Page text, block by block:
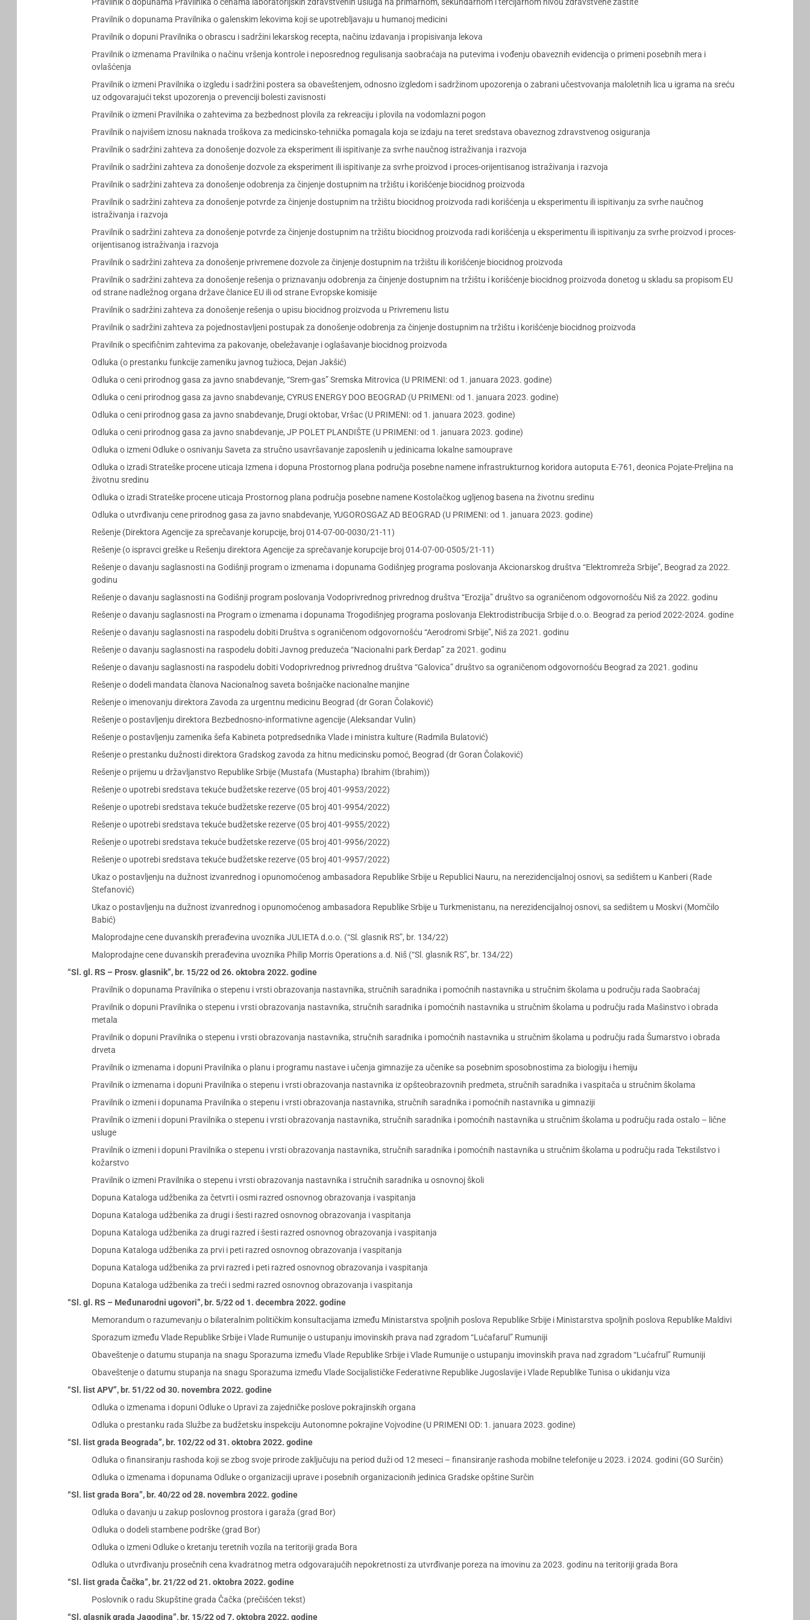
Pravilnik o dopunama Pravilnika o galenskim lekovima koji se upotrebljavaju u humanoj medicini
Pravilnik o dopuni Pravilnika o obrascu i sadržini lekarskog recepta, načinu izdavanja i propisivanja lekova
Pravilnik o izmenama Pravilnika o načinu vršenja kontrole i neposrednog regulisanja saobraćaja na putevima i vođenju obaveznih evidencija o primeni posebnih mera i
ovlašćenja
Pravilnik o izmeni Pravilnika o izgledu i sadržini postera sa obaveštenjem, odnosno izgledom i sadržinom upozorenja o zabrani učestvovanja maloletnih lica u igrama na sreću
uz odgovarajući tekst upozorenja o prevenciji bolesti zavisnosti
Pravilnik o izmeni Pravilnika o zahtevima za bezbednost plovila za rekreaciju i plovila na vodomlazni pogon
Pravilnik o najvišem iznosu naknada troškova za medicinsko-tehnička pomagala koja se izdaju na teret sredstava obaveznog zdravstvenog osiguranja
Pravilnik o sadržini zahteva za donošenje dozvole za eksperiment ili ispitivanje za svrhe naučnog istraživanja i razvoja
Pravilnik o sadržini zahteva za donošenje dozvole za eksperiment ili ispitivanje za svrhe proizvod i proces-orijentisanog istraživanja i razvoja
Pravilnik o sadržini zahteva za donošenje odobrenja za činjenje dostupnim na tržištu i korišćenje biocidnog proizvoda
Pravilnik o sadržini zahteva za donošenje potvrde za činjenje dostupnim na tržištu biocidnog proizvoda radi korišćenja u eksperimentu ili ispitivanju za svrhe naučnog
istraživanja i razvoja
Pravilnik o sadržini zahteva za donošenje potvrde za činjenje dostupnim na tržištu biocidnog proizvoda radi korišćenja u eksperimentu ili ispitivanju za svrhe proizvod i proces-
orijentisanog istraživanja i razvoja
Pravilnik o sadržini zahteva za donošenje privremene dozvole za činjenje dostupnim na tržištu ili korišćenje biocidnog proizvoda
Pravilnik o sadržini zahteva za donošenje rešenja o priznavanju odobrenja za činjenje dostupnim na tržištu i korišćenje biocidnog proizvoda donetog u skladu sa propisom EU
od strane nadležnog organa države članice EU ili od strane Evropske komisije
Pravilnik o sadržini zahteva za donošenje rešenja o upisu biocidnog proizvoda u Privremenu listu
Pravilnik o sadržini zahteva za pojednostavljeni postupak za donošenje odobrenja za činjenje dostupnim na tržištu i korišćenje biocidnog proizvoda
Pravilnik o specifičnim zahtevima za pakovanje, obeležavanje i oglašavanje biocidnog proizvoda
Odluka (o prestanku funkcije zameniku javnog tužioca, Dejan Jakšić)
Odluka o ceni prirodnog gasa za javno snabdevanje, “Srem-gas” Sremska Mitrovica (U PRIMENI: od 1. januara 2023. godine)
Odluka o ceni prirodnog gasa za javno snabdevanje, CYRUS ENERGY DOO BEOGRAD (U PRIMENI: od 1. januara 2023. godine)
Odluka o ceni prirodnog gasa za javno snabdevanje, Drugi oktobar, Vršac (U PRIMENI: od 1. januara 2023. godine)
Odluka o ceni prirodnog gasa za javno snabdevanje, JP POLET PLANDIŠTE (U PRIMENI: od 1. januara 2023. godine)
Odluka o izmeni Odluke o osnivanju Saveta za stručno usavršavanje zaposlenih u jedinicama lokalne samouprave
Odluka o izradi Strateške procene uticaja Izmena i dopuna Prostornog plana područja posebne namene infrastrukturnog koridora autoputa E-761, deonica Pojate-Preljina na
životnu sredinu
Odluka o izradi Strateške procene uticaja Prostornog plana područja posebne namene Kostolačkog ugljenog basena na životnu sredinu
Odluka o utvrđivanju cene prirodnog gasa za javno snabdevanje, YUGOROSGAZ AD BEOGRAD (U PRIMENI: od 1. januara 2023. godine)
Rešenje (Direktora Agencije za sprečavanje korupcije, broj 014-07-00-0030/21-11)
Rešenje (o ispravci greške u Rešenju direktora Agencije za sprečavanje korupcije broj 014-07-00-0505/21-11)
Rešenje o davanju saglasnosti na Godišnji program o izmenama i dopunama Godišnjeg programa poslovanja Akcionarskog društva “Elektromreža Srbije”, Beograd za 2022.
godinu
Rešenje o davanju saglasnosti na Godišnji program poslovanja Vodoprivrednog privrednog društva “Erozija” društvo sa ograničenom odgovornošću Niš za 2022. godinu
Rešenje o davanju saglasnosti na Program o izmenama i dopunama Trogodišnjeg programa poslovanja Elektrodistribucija Srbije d.o.o. Beograd za period 2022-2024. godine
Rešenje o davanju saglasnosti na raspodelu dobiti Društva s ograničenom odgovornošću “Aerodromi Srbije”, Niš za 2021. godinu
Rešenje o davanju saglasnosti na raspodelu dobiti Javnog preduzeća “Nacionalni park Đerdap” za 2021. godinu
Rešenje o davanju saglasnosti na raspodelu dobiti Vodoprivrednog privrednog društva “Galovica” društvo sa ograničenom odgovornošću Beograd za 2021. godinu
Rešenje o dodeli mandata članova Nacionalnog saveta bošnjačke nacionalne manjine
Rešenje o imenovanju direktora Zavoda za urgentnu medicinu Beograd (dr Goran Čolaković)
Rešenje o postavljenju direktora Bezbednosno-informativne agencije (Aleksandar Vulin)
Rešenje o postavljenju zamenika šefa Kabineta potpredsednika Vlade i ministra kulture (Radmila Bulatović)
Rešenje o prestanku dužnosti direktora Gradskog zavoda za hitnu medicinsku pomoć, Beograd (dr Goran Čolaković)
Rešenje o prijemu u državljanstvo Republike Srbije (Mustafa (Mustapha) Ibrahim (Ibrahim))
Rešenje o upotrebi sredstava tekuće budžetske rezerve (05 broj 401-9953/2022)
Rešenje o upotrebi sredstava tekuće budžetske rezerve (05 broj 401-9954/2022)
Rešenje o upotrebi sredstava tekuće budžetske rezerve (05 broj 401-9955/2022)
Rešenje o upotrebi sredstava tekuće budžetske rezerve (05 broj 401-9956/2022)
Rešenje o upotrebi sredstava tekuće budžetske rezerve (05 broj 401-9957/2022)
Ukaz o postavljenju na dužnost izvanrednog i opunomoćenog ambasadora Republike Srbije u Republici Nauru, na nerezidencijalnoj osnovi, sa sedištem u Kanberi (Rade
Stefanović)
Ukaz o postavljenju na dužnost izvanrednog i opunomoćenog ambasadora Republike Srbije u Turkmenistanu, na nerezidencijalnoj osnovi, sa sedištem u Moskvi (Momčilo
Babić)
Maloprodajne cene duvanskih prerađevina uvoznika JULIETA d.o.o. (“Sl. glasnik RS”, br. 134/22)
Maloprodajne cene duvanskih prerađevina uvoznika Philip Morris Operations a.d. Niš (“Sl. glasnik RS”, br. 134/22)
“Sl. gl. RS – Prosv. glasnik”, br. 15/22 od 26. oktobra 2022. godine
Pravilnik o dopunama Pravilnika o stepenu i vrsti obrazovanja nastavnika, stručnih saradnika i pomoćnih nastavnika u stručnim školama u području rada Saobraćaj
Pravilnik o dopuni Pravilnika o stepenu i vrsti obrazovanja nastavnika, stručnih saradnika i pomoćnih nastavnika u stručnim školama u području rada Mašinstvo i obrada
metala
Pravilnik o dopuni Pravilnika o stepenu i vrsti obrazovanja nastavnika, stručnih saradnika i pomoćnih nastavnika u stručnim školama u području rada Šumarstvo i obrada
drveta
Pravilnik o izmenama i dopuni Pravilnika o planu i programu nastave i učenja gimnazije za učenike sa posebnim sposobnostima za biologiju i hemiju
Pravilnik o izmenama i dopuni Pravilnika o stepenu i vrsti obrazovanja nastavnika iz opšteobrazovnih predmeta, stručnih saradnika i vaspitača u stručnim školama
Pravilnik o izmeni i dopunama Pravilnika o stepenu i vrsti obrazovanja nastavnika, stručnih saradnika i pomoćnih nastavnika u gimnaziji
Pravilnik o izmeni i dopuni Pravilnika o stepenu i vrsti obrazovanja nastavnika, stručnih saradnika i pomoćnih nastavnika u stručnim školama u području rada ostalo – lične
usluge
Pravilnik o izmeni i dopuni Pravilnika o stepenu i vrsti obrazovanja nastavnika, stručnih saradnika i pomoćnih nastavnika u stručnim školama u području rada Tekstilstvo i
kožarstvo
Pravilnik o izmeni Pravilnika o stepenu i vrsti obrazovanja nastavnika i stručnih saradnika u osnovnoj školi
Dopuna Kataloga udžbenika za četvrti i osmi razred osnovnog obrazovanja i vaspitanja
Dopuna Kataloga udžbenika za drugi i šesti razred osnovnog obrazovanja i vaspitanja
Dopuna Kataloga udžbenika za drugi razred i šesti razred osnovnog obrazovanja i vaspitanja
Dopuna Kataloga udžbenika za prvi i peti razred osnovnog obrazovanja i vaspitanja
Dopuna Kataloga udžbenika za prvi razred i peti razred osnovnog obrazovanja i vaspitanja
Dopuna Kataloga udžbenika za treći i sedmi razred osnovnog obrazovanja i vaspitanja
“Sl. gl. RS – Međunarodni ugovori”, br. 5/22 od 1. decembra 2022. godine
Memorandum o razumevanju o bilateralnim političkim konsultacijama između Ministarstva spoljnih poslova Republike Srbije i Ministarstva spoljnih poslova Republike Maldivi
Sporazum između Vlade Republike Srbije i Vlade Rumunije o ustupanju imovinskih prava nad zgradom “Lućafarul” Rumuniji
Obaveštenje o datumu stupanja na snagu Sporazuma između Vlade Republike Srbije i Vlade Rumunije o ustupanju imovinskih prava nad zgradom “Lućafrul” Rumuniji
Obaveštenje o datumu stupanja na snagu Sporazuma između Vlade Socijalističke Federativne Republike Jugoslavije i Vlade Republike Tunisa o ukidanju viza
“Sl. list APV”, br. 51/22 od 30. novembra 2022. godine
Odluka o izmenama i dopuni Odluke o Upravi za zajedničke poslove pokrajinskih organa
Odluka o prestanku rada Službe za budžetsku inspekciju Autonomne pokrajine Vojvodine (U PRIMENI OD: 1. januara 2023. godine)
“Sl. list grada Beograda”, br. 102/22 od 31. oktobra 2022. godine
Odluka o finansiranju rashoda koji se zbog svoje prirode zaključuju na period duži od 12 meseci – finansiranje rashoda mobilne telefonije u 2023. i 2024. godini (GO Surčin)
Odluka o izmenama i dopunama Odluke o organizaciji uprave i posebnih organizacionih jedinica Gradske opštine Surčin
“Sl. list grada Bora”, br. 40/22 od 28. novembra 2022. godine
Odluka o davanju u zakup poslovnog prostora i garaža (grad Bor)
Odluka o dodeli stambene podrške (grad Bor)
Odluka o izmeni Odluke o kretanju teretnih vozila na teritoriji grada Bora
Odluka o utvrđivanju prosečnih cena kvadratnog metra odgovarajućih nepokretnosti za utvrđivanje poreza na imovinu za 2023. godinu na teritoriji grada Bora
“Sl. list grada Čačka”, br. 21/22 od 21. oktobra 2022. godine
Poslovnik o radu Skupštine grada Čačka (prečišćen tekst)
“Sl. glasnik grada Jagodina”, br. 15/22 od 7. oktobra 2022. godine